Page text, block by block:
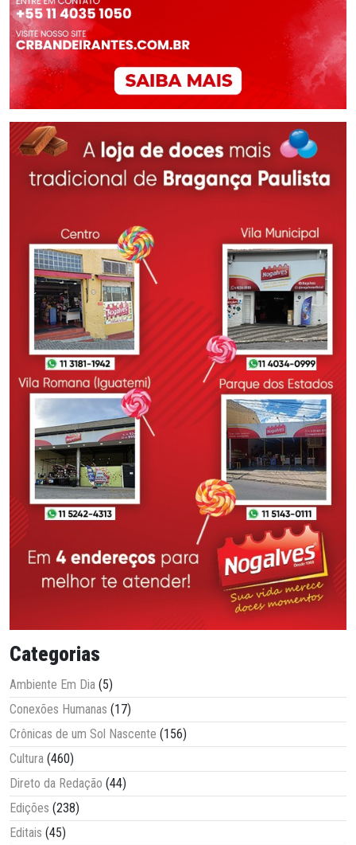
Categorias
Ambiente Em Dia (5)
Conexões Humanas (17)
Crônicas de um Sol Nascente (156)
Cultura (460)
Direto da Redação (44)
Edições (238)
Editais (45)